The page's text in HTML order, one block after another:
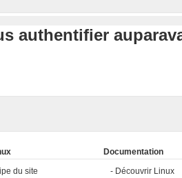
authentifier
du site
Documentation
Découvrir Linux